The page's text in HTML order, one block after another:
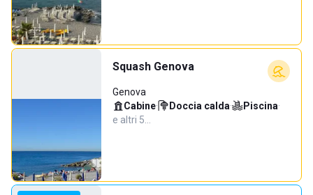
Squash Genova
Genova
Cabine· Doccia calda· Piscina·
e altri 5…